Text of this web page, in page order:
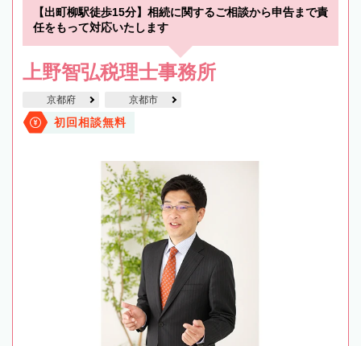
【出町柳駅徒歩15分】相続に関するご相談から申告まで責
任をもって対応いたします
上野智弘税理士事務所
京都府 京都市
初回相談無料